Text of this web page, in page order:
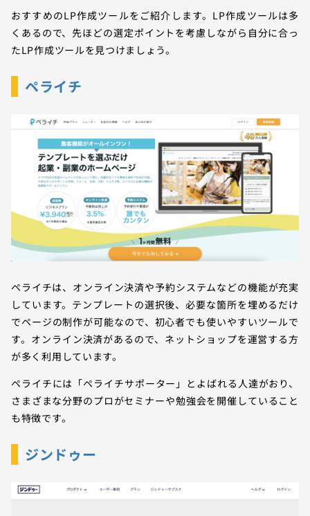
おすすめのLP作成ツールをご紹介します。LP作成ツールは多
くあるので、先ほどの選定ポイントを考慮しながら自分に合っ
たLP作成ツールを見つけましょう。
ペライチ
ペライチは、オンライン決済や予約システムなどの機能が充実
しています。テンプレートの選択後、必要な箇所を埋めるだけ
でページの制作が可能なので、初心者でも使いやすいツールで
す。オンライン決済があるので、ネットショップを運営する方
が多く利用しています。
ペライチには「ペライチサポーター」とよばれる人達がおり、
さまざまな分野のプロがセミナーや勉強会を開催していること
も特徴です。
ジンドゥー